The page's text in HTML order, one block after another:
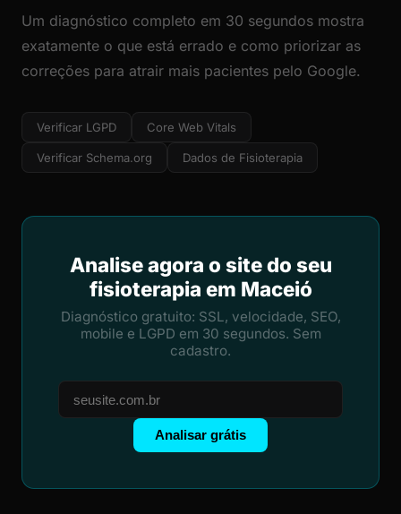
Um diagnóstico completo em 30 segundos mostra
exatamente o que está errado e como priorizar as
correções para atrair mais pacientes pelo Google.
Verificar LGPD Core Web Vitals
Verificar Schema.org Dados de Fisioterapia
Analise agora o site do seu
fisioterapia em Maceió
Diagnóstico gratuito: SSL, velocidade, SEO,
mobile e LGPD em 30 segundos. Sem
cadastro.
Analisar grátis